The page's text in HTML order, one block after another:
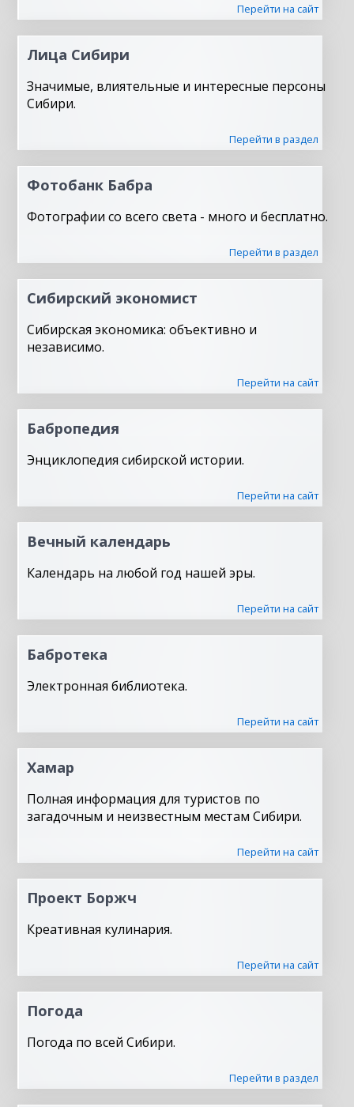
Перейти на сайт
Лица Сибири
Значимые, влиятельные и интересные персоны
Сибири.
Перейти в раздел
Фотобанк Бабра
Фотографии со всего света - много и бесплатно.
Перейти в раздел
Сибирский экономист
Сибирская экономика: объективно и
независимо.
Перейти на сайт
Бабропедия
Энциклопедия сибирской истории.
Перейти на сайт
Вечный календарь
Календарь на любой год нашей эры.
Перейти на сайт
Бабротека
Электронная библиотека.
Перейти на сайт
Хамар
Полная информация для туристов по
загадочным и неизвестным местам Сибири.
Перейти на сайт
Проект Боржч
Креативная кулинария.
Перейти на сайт
Погода
Погода по всей Сибири.
Перейти в раздел